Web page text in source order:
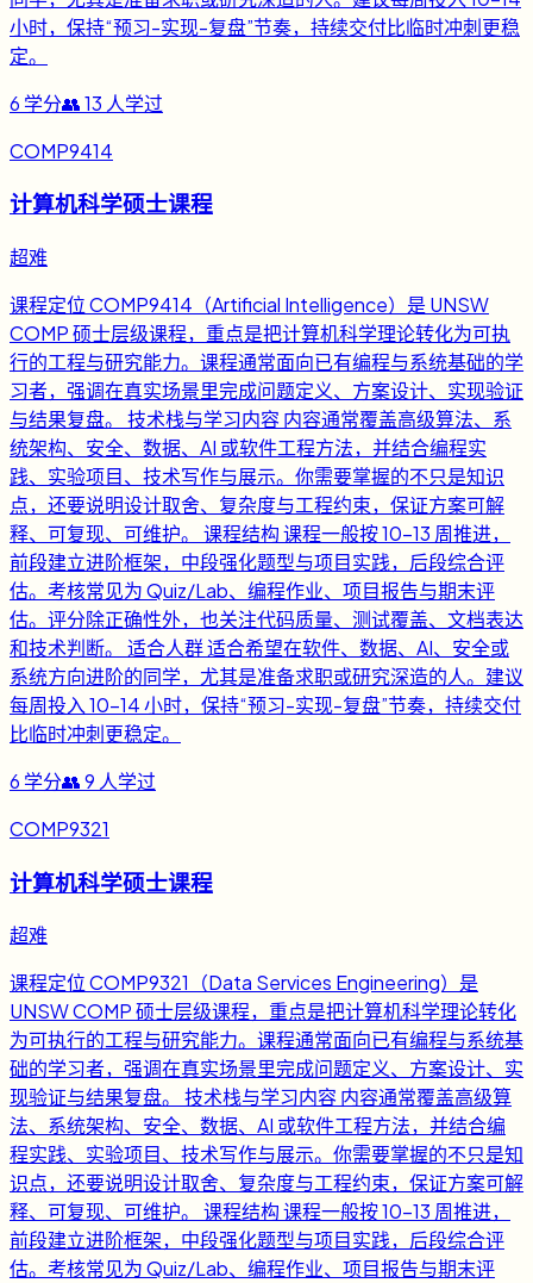
小时，保持“预习-实现-复盘”节奏，持续交付比临时冲刺更稳
定。
6 学分👥13 人学过
COMP9414
计算机科学硕士课程
超难
课程定位 COMP9414（Artificial Intelligence）是 UNSW
COMP 硕士层级课程，重点是把计算机科学理论转化为可执
行的工程与研究能力。课程通常面向已有编程与系统基础的学
习者，强调在真实场景里完成问题定义、方案设计、实现验证
与结果复盘。 技术栈与学习内容 内容通常覆盖高级算法、系
统架构、安全、数据、AI 或软件工程方法，并结合编程实
践、实验项目、技术写作与展示。你需要掌握的不只是知识
点，还要说明设计取舍、复杂度与工程约束，保证方案可解
释、可复现、可维护。 课程结构 课程一般按 10-13 周推进，
前段建立进阶框架，中段强化题型与项目实践，后段综合评
估。考核常见为 Quiz/Lab、编程作业、项目报告与期末评
估。评分除正确性外，也关注代码质量、测试覆盖、文档表达
和技术判断。 适合人群 适合希望在软件、数据、AI、安全或
系统方向进阶的同学，尤其是准备求职或研究深造的人。建议
每周投入 10-14 小时，保持“预习-实现-复盘”节奏，持续交付
比临时冲刺更稳定。
6 学分👥9 人学过
COMP9321
计算机科学硕士课程
超难
课程定位 COMP9321（Data Services Engineering）是
UNSW COMP 硕士层级课程，重点是把计算机科学理论转化
为可执行的工程与研究能力。课程通常面向已有编程与系统基
础的学习者，强调在真实场景里完成问题定义、方案设计、实
现验证与结果复盘。 技术栈与学习内容 内容通常覆盖高级算
法、系统架构、安全、数据、AI 或软件工程方法，并结合编
程实践、实验项目、技术写作与展示。你需要掌握的不只是知
识点，还要说明设计取舍、复杂度与工程约束，保证方案可解
释、可复现、可维护。 课程结构 课程一般按 10-13 周推进，
前段建立进阶框架，中段强化题型与项目实践，后段综合评
估。考核常见为 Quiz/Lab、编程作业、项目报告与期末评